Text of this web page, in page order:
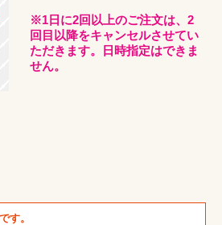
※1日に2回以上のご注文は、2
回目以降をキャンセルさせてい
ただきます。日時指定はできま
せん。
す。